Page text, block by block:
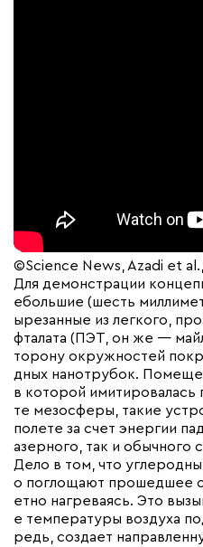
©Science News, Azadi et al.,
Для демонстрации
ебольшие (шесть
ырезанные из легкого,
фталата (ПЭТ, он же —
торону окружностей
дных нанотрубок.
в которой имитировалась
те мезосферы, такие
полете за счет энергии
азерного, так и обычного
Дело в том, что
о поглощают прошедшее
етно нагреваясь. Это
е температуры воздуха
редь, создает